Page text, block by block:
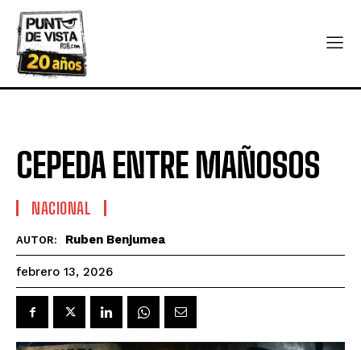
CEPEDA ENTRE MAÑOSOS
NACIONAL
AUTOR: Ruben Benjumea
febrero 13, 2026